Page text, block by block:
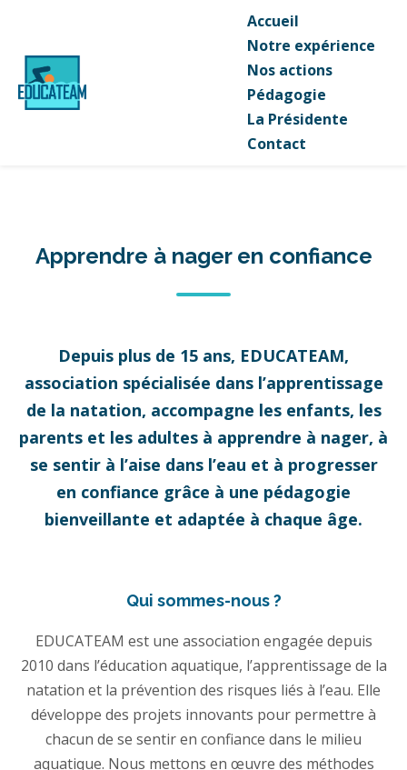
Accueil
Notre expérience
Nos actions
Pédagogie
La Présidente
Contact
Apprendre à nager en confiance
Depuis plus de 15 ans, EDUCATEAM,
association spécialisée dans l’apprentissage
de la natation, accompagne les enfants, les
parents et les adultes à apprendre à nager, à
se sentir à l’aise dans l’eau et à progresser
en confiance grâce à une pédagogie
bienveillante et adaptée à chaque âge.
Qui sommes-nous ?
EDUCATEAM est une association engagée depuis
2010 dans l’éducation aquatique, l’apprentissage de la
natation et la prévention des risques liés à l’eau. Elle
développe des projets innovants pour permettre à
chacun de se sentir en confiance dans le milieu
aquatique. Nous mettons en œuvre des méthodes